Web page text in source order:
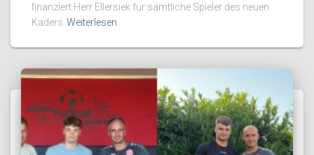
finanziert Herr Ellersiek für sämtliche Spieler des neuen
Kaders Weiterlesen